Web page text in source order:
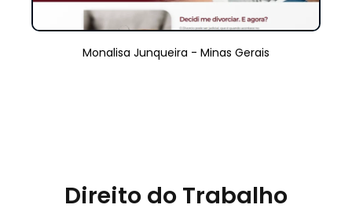
Monalisa Junqueira - Minas Gerais
Direito do Trabalho